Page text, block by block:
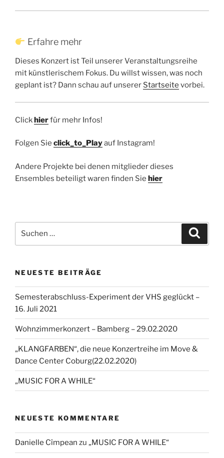
Erfahre mehr
Dieses Konzert ist Teil unserer Veranstaltungsreihe
mit künstlerischem Fokus. Du willst wissen, was noch
geplant ist? Dann schau auf unserer Startseite vorbei.
Clickhierfür mehr Infos!
Folgen Sie click_to_Playauf Instagram!
Andere Projekte bei denen mitglieder dieses
Ensembles beteiligt waren finden Sie hier
nach:
NEUESTE BEITRÄGE
Semesterabschluss-Experiment der VHS geglückt –
16. Juli 2021
Wohnzimmerkonzert – Bamberg – 29.02.2020
„KLANGFARBEN“, die neue Konzertreihe im Move &
Dance Center Coburg(22.02.2020)
„MUSIC FOR A WHILE“
NEUESTE KOMMENTARE
Danielle Cîmpean zu „MUSIC FOR A WHILE“